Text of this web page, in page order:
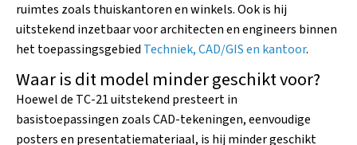
ruimtes zoals thuiskantoren en winkels. Ook is hij
uitstekend inzetbaar voor architecten en engineers binnen
het toepassingsgebied Techniek, CAD/GIS en kantoor.
Waar is dit model minder geschikt voor?
Hoewel de TC-21 uitstekend presteert in
basistoepassingen zoals CAD-tekeningen, eenvoudige
posters en presentatiemateriaal, is hij minder geschikt